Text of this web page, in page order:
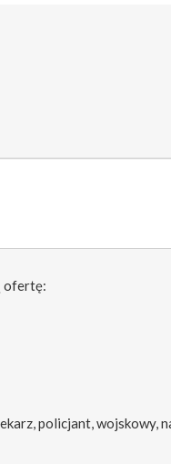
ofertę:
policjant, wojskowy,